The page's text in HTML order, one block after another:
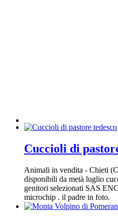
Cuccioli di
Animali in vendita - Chieti
disponibili da metà luglio
genitori selezionati SAS
microchip . il padre in foto.